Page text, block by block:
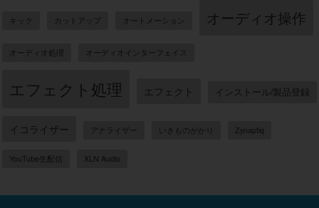
キック カットアップ オートメーション オーディオ操作
オーディオ処理 オーディオインターフェイス
エフェクト処理 エフェクト インストール/製品登録
イコライザー アナライザー いきものがかり Zynaptiq
YouTube生配信 XLN Audio